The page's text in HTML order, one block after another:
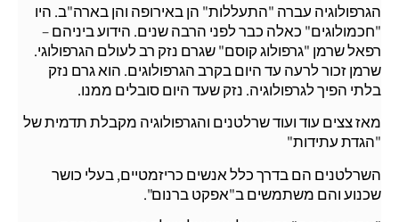
הגרפולוגיה עברה "התעללות" הן באירופה והן בארה"ב. היו
"חכמולוגים" כאלה כבר לפני הרבה שנים. הידוע ביניהם –
רפאל שרמן "גרפולוג קוסם" שגרם נזק רב לעולם הגרפולוגי.
שרמן זכור לרעה עד היום בקרב הגרפולוגים. הוא גרם נזק
בלתי הפיך לגרפולוגיה. נזק שעד היום סובלים ממנו.
מאז צצים עוד ועוד שרלטנים והגרפולוגיה מקבלת תדמית של
"הגדת עתידות"
השרלטנים הם בדרך כלל אנשים כריזמטיים, בעלי כושר
שכנוע והם משתמשים ב"אפקט ברנום".